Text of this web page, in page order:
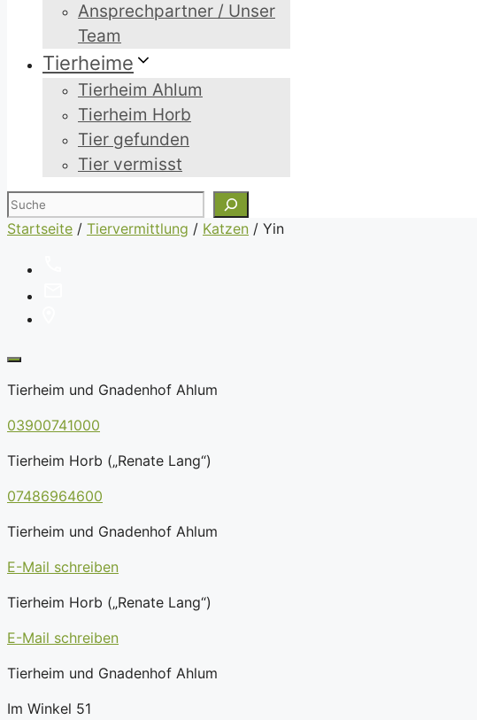
Ansprechpartner / Unser
Team
Tierheime
Tierheim Ahlum
Tierheim Horb
Tier gefunden
Tier vermisst
Suchen
Startseite / Tiervermittlung / Katzen / Yin
Tierheim und Gnadenhof Ahlum
03900741000
Tierheim Horb („Renate Lang“)
07486964600
Tierheim und Gnadenhof Ahlum
E-Mail schreiben
Tierheim Horb („Renate Lang“)
E-Mail schreiben
Tierheim und Gnadenhof Ahlum
Im Winkel 51